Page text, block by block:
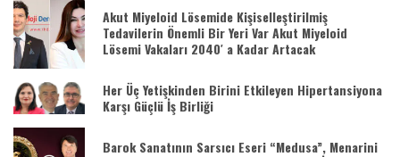
Akut Miyeloid Lösemide Kişiselleştirilmiş
Tedavilerin Önemli Bir Yeri Var Akut Miyeloid
Lösemi Vakaları 2040′ a Kadar Artacak
Her Üç Yetişkinden Birini Etkileyen Hipertansiyona
Karşı Güçlü İş Birliği
Barok Sanatının Sarsıcı Eseri “Medusa”, Menarini